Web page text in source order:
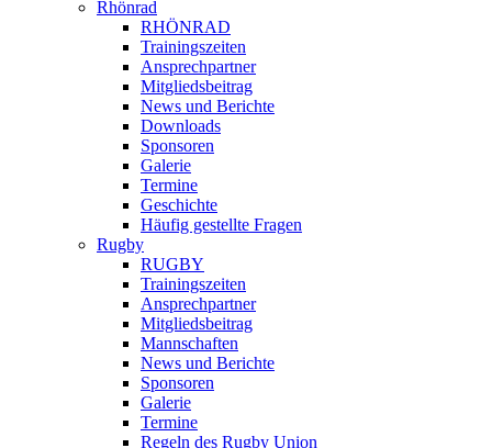
Rhönrad
RHÖNRAD
Trainingszeiten
Ansprechpartner
Mitgliedsbeitrag
News und Berichte
Downloads
Sponsoren
Galerie
Termine
Geschichte
Häufig gestellte Fragen
Rugby
RUGBY
Trainingszeiten
Ansprechpartner
Mitgliedsbeitrag
Mannschaften
News und Berichte
Sponsoren
Galerie
Termine
Regeln des Rugby Union